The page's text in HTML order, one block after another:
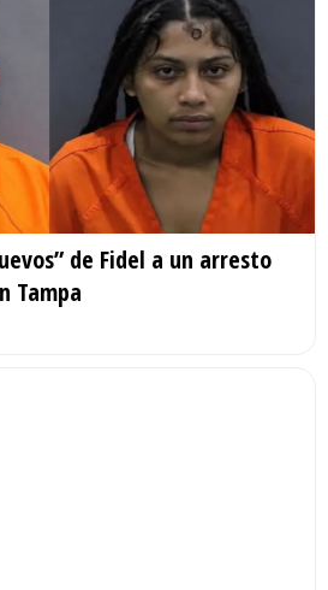
de Fidel a un arresto
Tampa